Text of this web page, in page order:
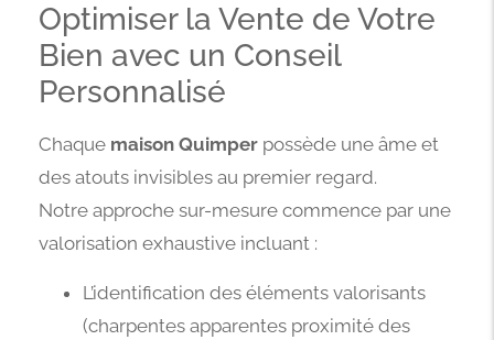
Optimiser la Vente de Votre
Bien avec un Conseil
Personnalisé
Chaque maison Quimper possède une âme et
des atouts invisibles au premier regard.
Notre approche sur-mesure commence par une
valorisation exhaustive incluant :
L’identification des éléments valorisants
(charpentes apparentes proximité des